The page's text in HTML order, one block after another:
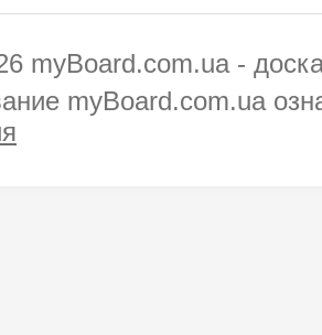
myBoard.com.ua -
myBoard.com.ua